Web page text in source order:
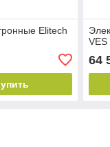
Elitech
64